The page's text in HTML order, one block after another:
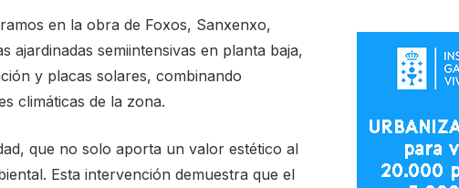
en la obra de Foxos, Sanxenxo,
ajardinadas semiintensivas en planta baja,
y placas solares, combinando
climáticas de la zona.
que no solo aporta un valor estético al
Esta intervención demuestra que el